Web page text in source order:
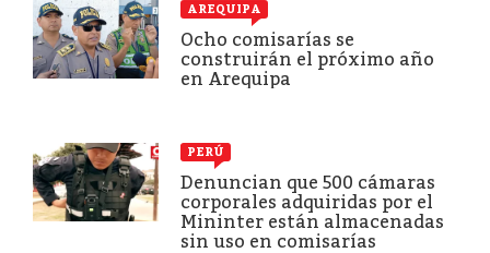
AREQUIPA
Ocho comisarías se
construirán el próximo año
en Arequipa
PERÚ
Denuncian que 500 cámaras
corporales adquiridas por el
Mininter están almacenadas
sin uso en comisarías